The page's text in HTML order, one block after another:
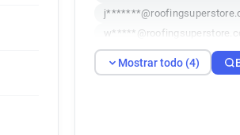
Mostrar todo (4)